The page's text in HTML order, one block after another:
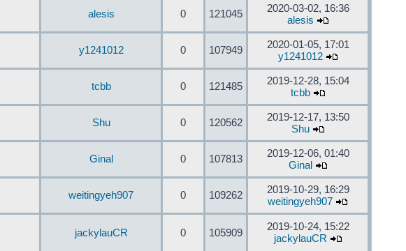
alesis 0 121045
2020-03-02, 16:36
alesis
y1241012 0 107949
2020-01-05, 17:01
y1241012
tcbb 0 121485
2019-12-28, 15:04
tcbb
Shu 0 120562
2019-12-17, 13:50
Shu
Ginal 0 107813
2019-12-06, 01:40
Ginal
weitingyeh907 0 109262
2019-10-29, 16:29
weitingyeh907
jackylauCR 0 105909
2019-10-24, 15:22
jackylauCR